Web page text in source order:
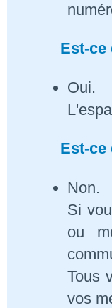
Est-ce
Oui.
Est-ce
Non.
Si
ou
Tous
vos